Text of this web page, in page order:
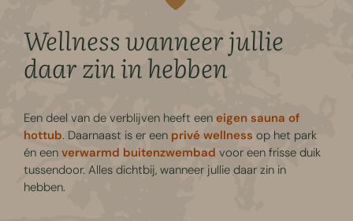
Wellness wanneer jullie
daar zin in hebben
Een deel van de verblijven heeft eeneigen sauna of
hottub. Daarnaast is er een privé wellness op het park
én eenverwarmd buitenzwembad voor een frisse duik
tussendoor. Alles dichtbij, wanneer jullie daar zin in
hebben.